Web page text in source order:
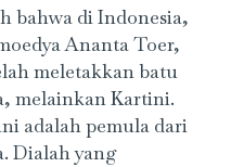
bahwa di Indonesia,
Ananta Toer,
meletakkan batu
melainkan Kartini.
adalah pemula dari
Dialah yang